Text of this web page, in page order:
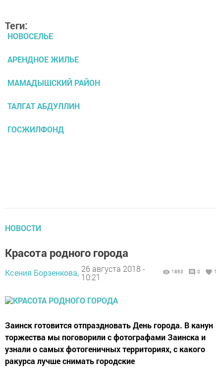
Теги:
НОВОСЕЛЬЕ
АРЕНДНОЕ ЖИЛЬЕ
МАМАДЫШСКИЙ РАЙОН
ТАЛГАТ АБДУЛЛИН
ГОСЖИЛФОНД
НОВОСТИ
Красота родного города
Ксения Борзенкова, 26 августа 2018 -
10:21
1863 0 1
Заинск готовится отпраздновать День города. В канун
торжества мы поговорили с фотографами Заинска и
узнали о самых фотогеничных территориях, с какого
ракурса лучше снимать городские